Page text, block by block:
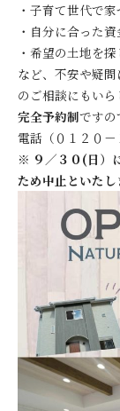
・子育て世代で
・自分に合った
・希望の土地を
など、不安や疑
のご相談にもい
完全予約制ですの
電話（０１２０－
※ ９／３０(日）
ため中止といたし